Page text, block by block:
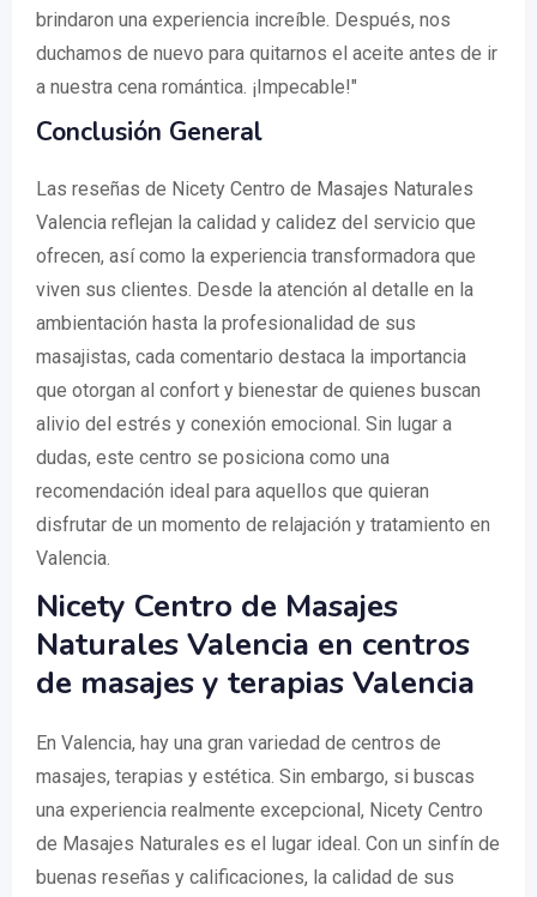
brindaron una experiencia increíble. Después, nos
duchamos de nuevo para quitarnos el aceite antes de ir
a nuestra cena romántica. ¡Impecable!"
Conclusión General
Las reseñas de Nicety Centro de Masajes Naturales
Valencia reflejan la calidad y calidez del servicio que
ofrecen, así como la experiencia transformadora que
viven sus clientes. Desde la atención al detalle en la
ambientación hasta la profesionalidad de sus
masajistas, cada comentario destaca la importancia
que otorgan al confort y bienestar de quienes buscan
alivio del estrés y conexión emocional. Sin lugar a
dudas, este centro se posiciona como una
recomendación ideal para aquellos que quieran
disfrutar de un momento de relajación y tratamiento en
Valencia.
Nicety Centro de Masajes
Naturales Valencia en centros
de masajes y terapias Valencia
En Valencia, hay una gran variedad de centros de
masajes, terapias y estética. Sin embargo, si buscas
una experiencia realmente excepcional, Nicety Centro
de Masajes Naturales es el lugar ideal. Con un sinfín de
buenas reseñas y calificaciones, la calidad de sus